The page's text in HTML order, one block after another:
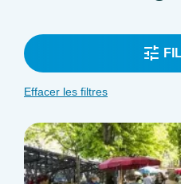
Effacer les filtres